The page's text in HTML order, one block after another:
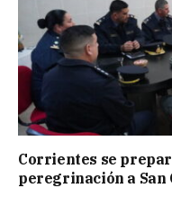
Corrientes se
peregrinación a San